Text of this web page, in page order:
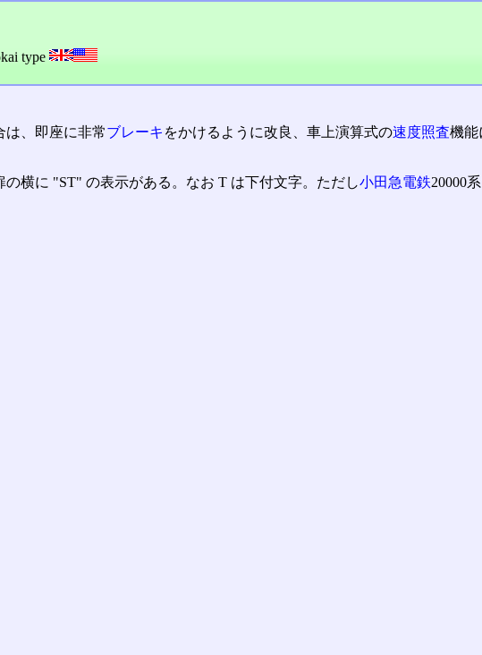
type
は、即座に非常ブレーキ をかけるように改良、車上演算式の速度照査機能
横に "ST" の表示がある。なお T は下付文字。ただし小田急電鉄20000